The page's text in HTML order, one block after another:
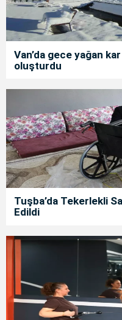
Van’da gece yağan
oluşturdu
Tuşba’da Tekerlekli
Edildi